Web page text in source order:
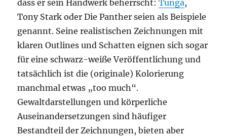
dass er sein Handwerk beherrscht:Tunga,
Tony Stark oder Die Panther seien als Beispiele
genannt. Seine realistischen Zeichnungen mit
klaren Outlines und Schatten eignen sich sogar
für eine schwarz-weiße Veröffentlichung und
tatsächlich ist die (originale) Kolorierung
manchmal etwas „too much“.
Gewaltdarstellungen und körperliche
Auseinandersetzungen sind häufiger
Bestandteil der Zeichnungen, bieten aber